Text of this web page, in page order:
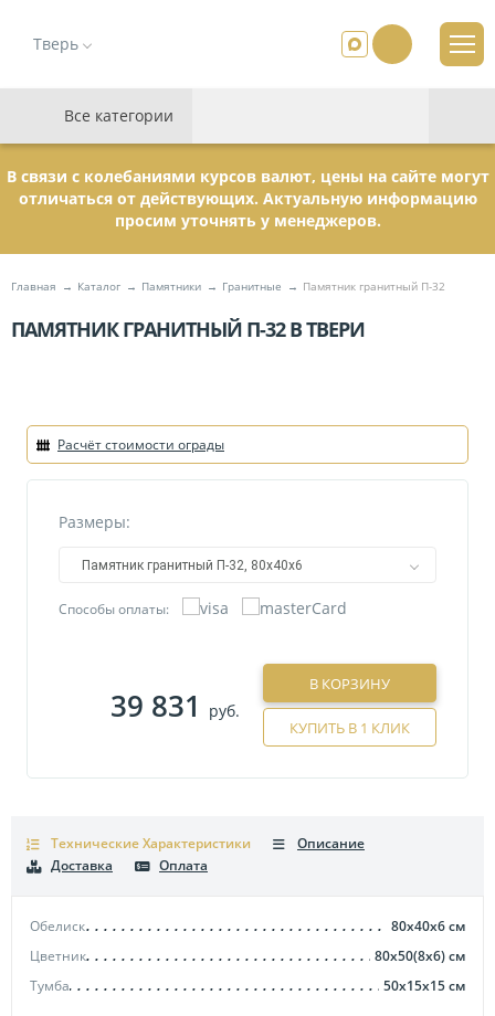
Тверь
Все категории
В связи с колебаниями курсов валют, цены на сайте могут
отличаться от действующих. Актуальную информацию
просим уточнять у менеджеров.
Главная Каталог Памятники Гранитные Памятник гранитный П-32
ПАМЯТНИК ГРАНИТНЫЙ П-32 В ТВЕРИ
Расчёт стоимости ограды
Размеры:
Памятник гранитный П-32, 80х40х6
Способы оплаты:
39 831 руб.
В КОРЗИНУ
КУПИТЬ В 1 КЛИК
Технические Характеристики
Обелиск 80х40х6см
Цветник
80х50(8х6)см
Тумба
50х15х15см
Описание
Доставка
Оплата